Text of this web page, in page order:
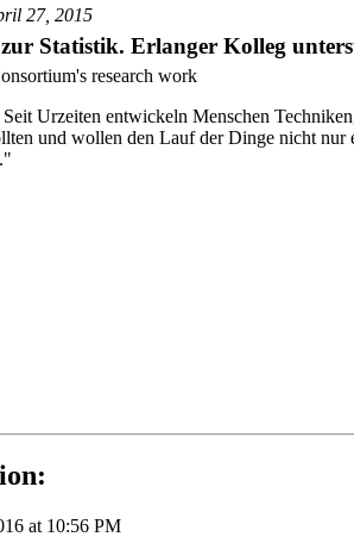
27, 2015
Statistik. Erlanger Kolleg
research work
Urzeiten entwickeln Menschen
und wollen den Lauf der Dinge nicht
at 10:56 PM